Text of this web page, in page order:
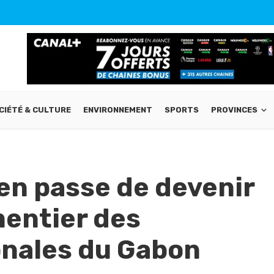
& CULTURE ENVIRONNEMENT SPORTS PROVINCES
passe de devenir
des
du Gabon